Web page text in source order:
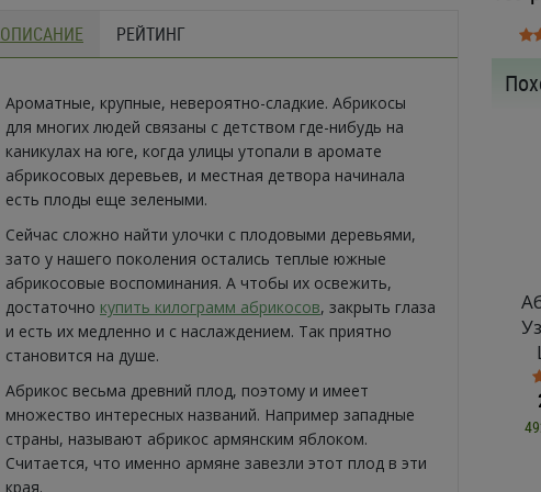
ОПИСАНИЕ РЕЙТИНГ
Ароматные, крупные, невероятно-сладкие. Абрикосы
для многих людей связаны с детством где-нибудь на
каникулах на юге, когда улицы утопали в аромате
абрикосовых деревьев, и местная детвора начинала
есть плоды еще зелеными.
Сейчас сложно найти улочки с плодовыми деревьями,
зато у нашего поколения остались теплые южные
абрикосовые воспоминания. А чтобы их освежить,
достаточно купить килограмм абрикосов, закрыть глаза
и есть их медленно и с наслаждением. Так приятно
становится на душе.
Абрикос весьма древний плод, поэтому и имеет
множество интересных названий. Например западные
страны, называют абрикос армянским яблоком.
Считается, что именно армяне завезли этот плод в эти
края.